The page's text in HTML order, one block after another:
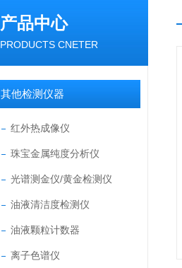
产品中心
PRODUCTS CNETER
其他检测仪器
红外热成像仪
珠宝金属纯度分析仪
光谱测金仪/黄金检测仪
油液清洁度检测仪
油液颗粒计数器
离子色谱仪